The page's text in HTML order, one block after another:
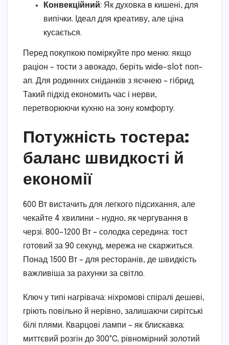
Конвекційний: Як духовка в кишені, для
випічки. Ідеал для креативу, але ціна
кусається.
Перед покупкою поміркуйте про меню: якщо
раціон – тости з авокадо, беріть wide-slot поп-
ап. Для родинних сніданків з яєчнею – гібрид.
Такий підхід економить час і нерви,
перетворюючи кухню на зону комфорту.
Потужність тостера:
баланс швидкості й
економії
600 Вт вистачить для легкого підсихання, але
чекайте 4 хвилини – нудно, як чергування в
черзі. 800–1200 Вт – солодка середина: тост
готовий за 90 секунд, мережа не скаржиться.
Понад 1500 Вт – для ресторанів, де швидкість
важливіша за рахунки за світло.
Ключ у типі нагрівача: ніхромові спіралі дешеві,
гріють повільно й нерівно, залишаючи сирітські
білі плями. Кварцові лампи – як блискавка:
миттєвий розгін до 300°C, рівномірний золотий